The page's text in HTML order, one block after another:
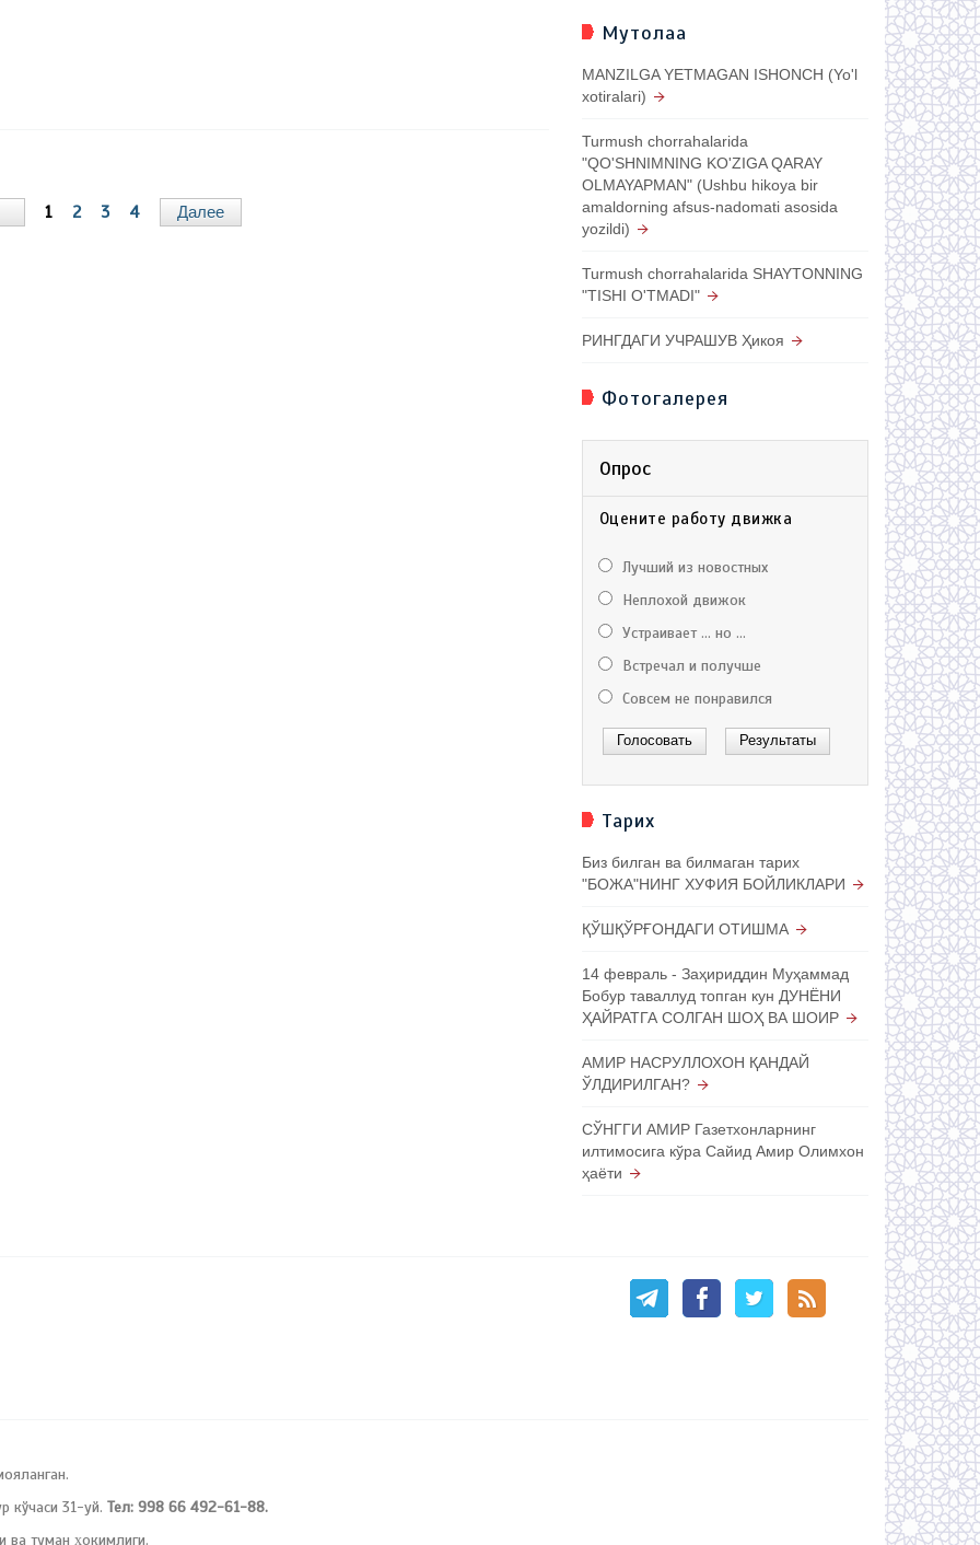
1 2 3 4 Далее
Мутолаа
MANZILGA YETMAGAN ISHONCH (Yo'l
xotiralari)
Turmush chorrahalarida
"QO'SHNIMNING KO'ZIGA QARAY
OLMAYAPMAN" (Ushbu hikoya bir
amaldorning afsus-nadomati asosida
yozildi)
Turmush chorrahalarida SHAYTONNING
"TISHI O'TMADI"
РИНГДАГИ УЧРАШУВ Ҳикоя
Фотогалерея
Опрос
Оцените работу движка
Лучший из новостных
Неплохой движок
Устраивает ... но ...
Встречал и получше
Совсем не понравился
Тарих
Биз билган ва билмаган тарих
"БОЖА"НИНГ ХУФИЯ БОЙЛИКЛАРИ
ҚЎШҚЎРҒОНДАГИ ОТИШМА
14 февраль - Заҳириддин Муҳаммад
Бобур таваллуд топган кун ДУНЁНИ
ҲАЙРАТГА СОЛГАН ШОҲ ВА ШОИР
АМИР НАСРУЛЛОХОН ҚАНДАЙ
ЎЛДИРИЛГАН?
СЎНГГИ АМИР Газетхонларнинг
илтимосига кўра Сайид Амир Олимхон
ҳаёти
кўчаси 31-уй. Тел: 998 66 492-61-88.
ва туман ҳокимлиги.